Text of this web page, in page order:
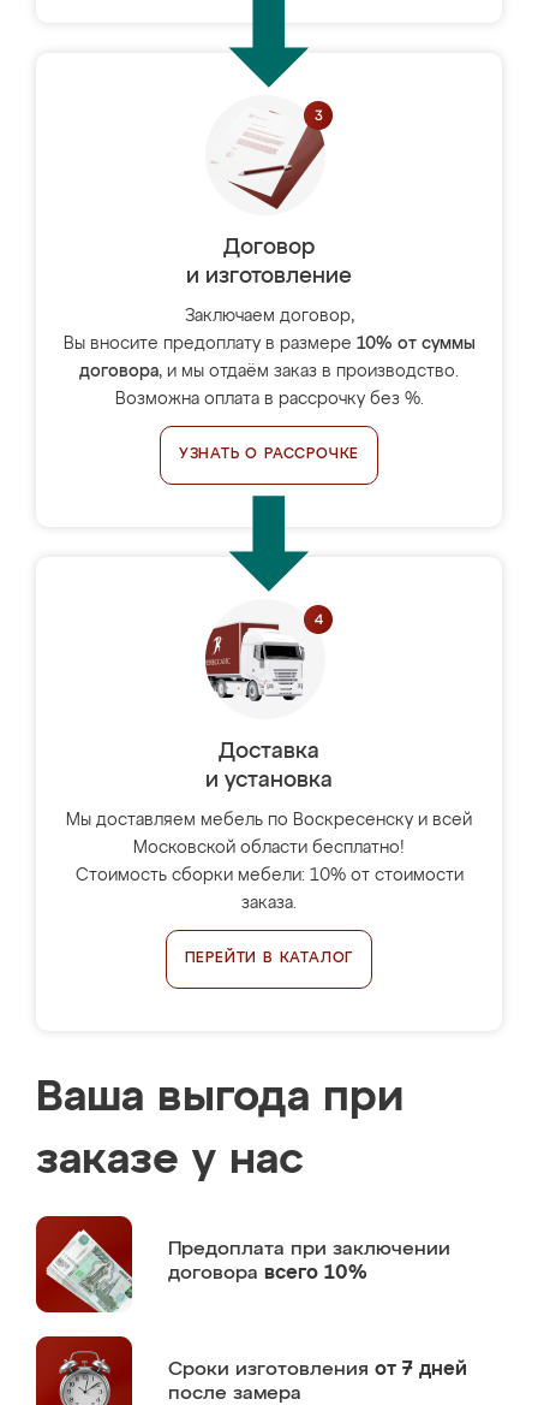
Договор
и изготовление
Заключаем договор,
Вы вносите предоплату в размере 10% от суммы
договора, и мы отдаём заказ в производство.
Возможна оплата в рассрочку без %.
УЗНАТЬ О РАССРОЧКЕ
Доставка
и установка
Мы доставляем мебель по Воскресенску и всей
Московской области бесплатно!
Стоимость сборки мебели: 10% от стоимости
заказа.
ПЕРЕЙТИ В КАТАЛОГ
Ваша выгода при
заказе у нас
Предоплата при заключении
договора всего 10%
Сроки изготовления от 7 дней
после замера